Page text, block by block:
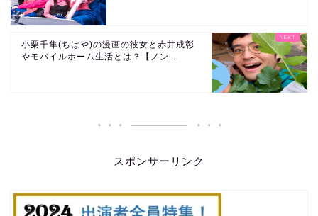
小栗千隼(ちはや)の漫画の彼女と赤井成彰
やモバイルホーム生活とは？【ノン...
スポンサーリンク